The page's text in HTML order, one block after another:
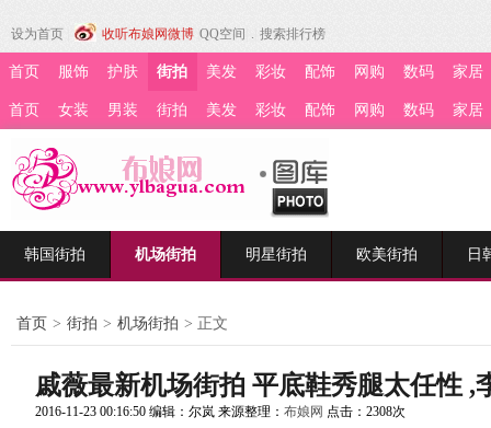
设为首页 收听布娘网微博 QQ空间 . 搜索排行榜
首页 服饰 护肤 街拍 美发 彩妆 配饰 网购 数码 家居
首页 女装 男装 街拍 美发 彩妆 配饰 网购 数码 家居
娱乐
韩国街拍 机场街拍 明星街拍 欧美街拍 日
首页 > 街拍 > 机场街拍 > 正文
戚薇最新机场街拍 平底鞋秀腿太任性 ,
2016-11-23 00:16:50 编辑：尔岚 来源整理： 布娘网 点击： 2308次